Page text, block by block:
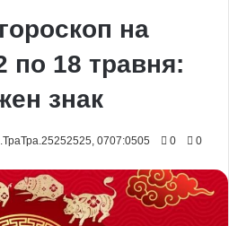
на
по 18 травня:
знак
0707:0505 0 0